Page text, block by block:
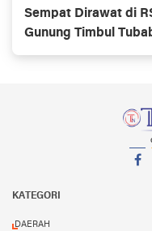
Sempat Dirawat di
Gunung Timbul
KATEGORI
DAERAH